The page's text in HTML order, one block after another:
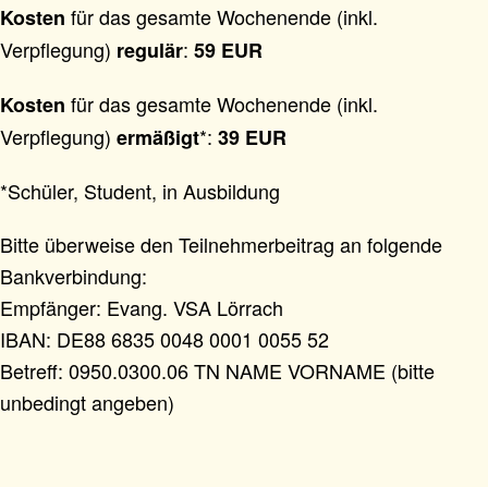
Kosten für das gesamte Wochenende (inkl.
Verpflegung) regulär: 59 EUR
Kosten für das gesamte Wochenende (inkl.
Verpflegung) ermäßigt*: 39 EUR
*Schüler, Student, in Ausbildung
Bitte überweise den Teilnehmerbeitrag an folgende
Bankverbindung:
Empfänger: Evang. VSA Lörrach
IBAN: DE88 6835 0048 0001 0055 52
Betreff: 0950.0300.06 TN NAME VORNAME (bitte
unbedingt angeben)